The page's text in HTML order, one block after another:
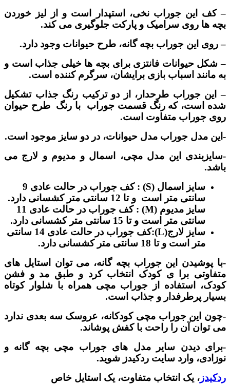
– کف این جوراب نخی، استپدار است و از لیز خوردن
بچه ها روی سرامیک و پارکت جلوگیری می کند.
– روی این جوراب بچه گانه، طرح حیوانات وجود دارد.
– شکل حیوانات فانتزی برای بچه ها خیلی جذاب است و
به مانند اسباب بازی برایشان، سرگرم کننده است.
– این جوراب طرحدار، از دو ترکیب رنگ جذاب تشکیل
شده است، که رنگ قسمت جوراب با رنگ طرح حیوان
روی جوراب متفاوت است.
-این مدل جوراب مدل حیوانات، در دو سایز موجود است.
-سایزبندی این مدل مچی، اسمال و مدیوم و لارج می
باشد.
سایز اسمال (S) : کف جوراب در حالت عادی 9
سانتی متر است و تا 12 سانتی متر کشسانی دارد.
سایز مدیوم (M) : کف جوراب در حالت عادی 11
سانتی متر است و تا 15 سانتی متر کشسانی دارد.
سایز لارج(L):کف جوراب در حالت عادی 14 سانتی
متر است و تا 18 سانتی متر کشسانی دارد.
-با پوشیدن این جوراب بچه گانه، می توان استایل های
متفاوتی برا ی کودک انتخاب کرد و طبق مد و فشن
کودک، استفاده از جوراب مچی همراه با شلوار کوتاه
بسیار پرطرفدار و جذاب است.
-چون این جوراب مچی کودکانه، عروسک سه بعدی ندارد
می توان آن را راحت با کفش پوشاند.
-برای دیدن سایر مدل های جوراب مچی بچه گانه و
نوزادی، وارد سایت ردکیدز شوید.
ردکیدز ، یک انتخاب متفاوت، یک استایل خاص